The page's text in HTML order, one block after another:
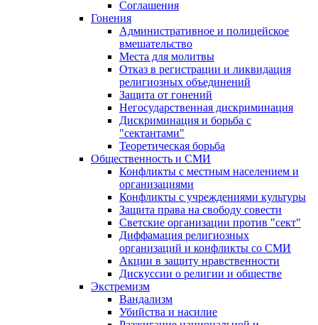
Соглашения
Гонения
Административное и полицейское
вмешательство
Места для молитвы
Отказ в регистрации и ликвидация
религиозных объединений
Защита от гонений
Негосударственная дискриминация
Дискриминация и борьба с
"сектантами"
Теоретическая борьба
Общественность и СМИ
Конфликты с местным населением и
организациями
Конфликты с учреждениями культуры
Защита права на свободу совести
Светские организации против "сект"
Диффамация религиозных
организаций и конфликты со СМИ
Акции в защиту нравственности
Дискуссии о религии и обществе
Экстремизм
Вандализм
Убийства и насилие